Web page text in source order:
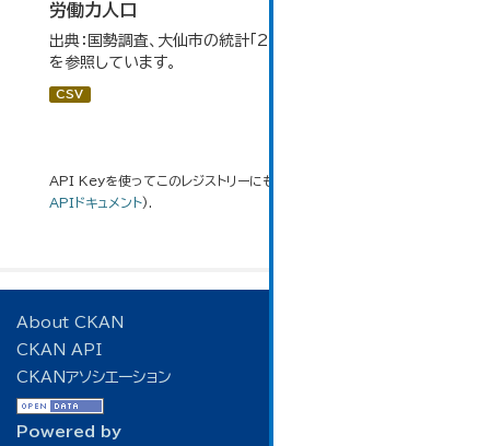
労働力人口
出典：国勢調査、大仙市の統計「2-6 労働力人口」のデータ
を参照しています。
CSV
API Keyを使ってこのレジストリーにもアクセス可能です
APIドキュメント).
About CKAN
CKAN API
CKANアソシエーション
Powered by